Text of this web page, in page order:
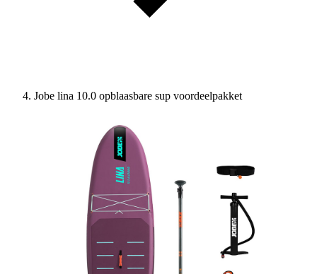
Jobe lina 10.0 opblaasbare sup voordeelpakket